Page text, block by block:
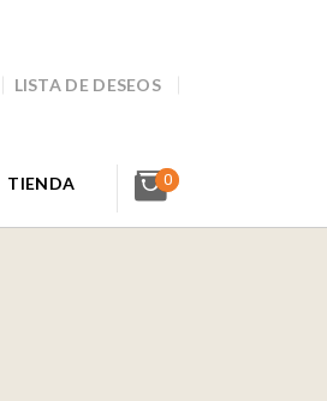
LISTA DE DESEOS
TIENDA 0